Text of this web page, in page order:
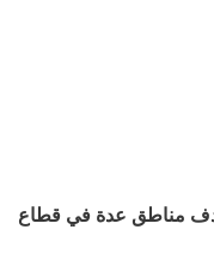
مناطق عدة في قطاع